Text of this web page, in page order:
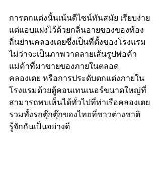
การตกแต่งนั้นเน้นดีไซน์ทันสมัย เรียบง่าย
แต่แอบแฝงไว้ด้วยกลิ่นอายของของท้อง
ถิ่นย่านคลองเตยซึ่งเป็นที่ตั้งของโรงแรม
ไม่ว่าจะเป็นภาพวาดลายเส้นรูปพ่อค้า
แม่ค้าที่มาขายของภายในตลอด
คลองเตย หรือการประดับตกแต่งภายใน
โรงแรมด้วยตู้คอนเทนเนอร์ขนาดใหญ่ที่
สามารถพบเห็นได้ทั่วไปที่ท่าเรือคลองเตย
รวมทั้งรถตุ๊กตุ๊กของไทยที่ชาวต่างชาติ
รู้จักกันเป็นอย่างดี